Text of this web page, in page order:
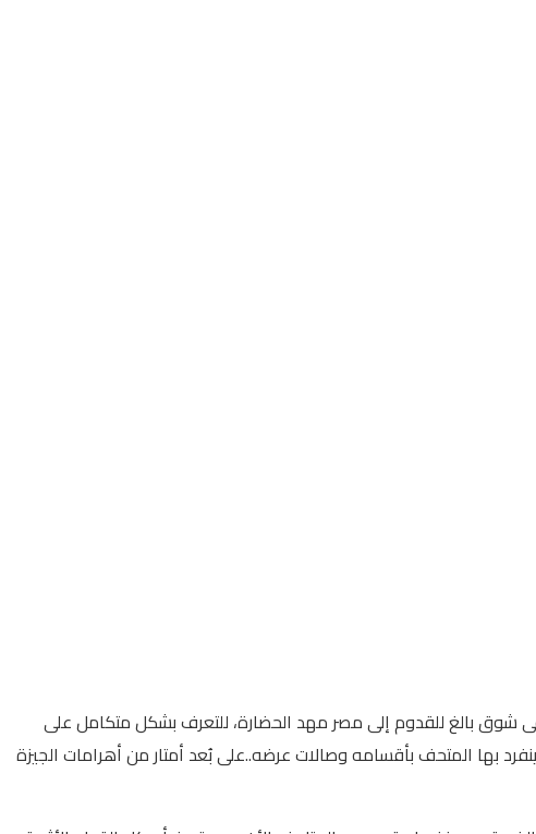
فى شوق بالغ للقدوم إلى مصر مهد الحضارة، للتعرف بشكل متكامل على
بها المتحف بأقسامه وصالات عرضه..على بُعد أمتار من أهرامات الجيزة